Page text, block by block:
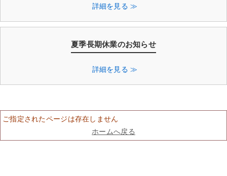
詳細を見る ≫
夏季長期休業のお知らせ
詳細を見る ≫
ご指定されたページは存在しません
ホームへ戻る